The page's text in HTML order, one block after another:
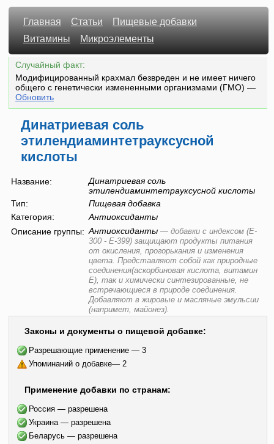
Главная Статьи
Пищевые добавки
Витамины
Микроэлементы
Случайный факт:
Модифицированный крахмал безвреден и не имеет ничего
общего с генетически измененными организмами (ГМО) —
Обновить
Динатриевая соль
этилендиаминтетрауксусной
кислоты
Название:
Динатриевая соль
этилендиаминтетрауксусной кислоты
Тип:
Пищевая добавка
Категория:
Антиоксиданты
Описание группы: Антиоксиданты — добавки с индексом (E-
300 - E-399) защищают продукты питания
от окисления, прогорькания и изменения
цвета. Представляют собой как природные
соединения(аскорбиновая кислота, витамин
Е), так и химически синтезированные, не
встречающиеся в природе соединения.
Добавляют в жировые и масляные эмульсии
(напримет, майонез).
Законы и документы о пищевой добавке:
Разрешающие применение — 3
Упоминаний о добавке— 2
Применение добавки по странам:
Россия — разрешена
Украина — разрешена
Беларусь — разрешена